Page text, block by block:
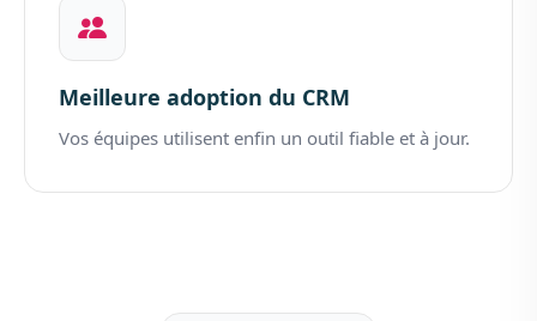
Meilleure adoption du CRM
Vos équipes utilisent enfin un outil fiable et à jour.